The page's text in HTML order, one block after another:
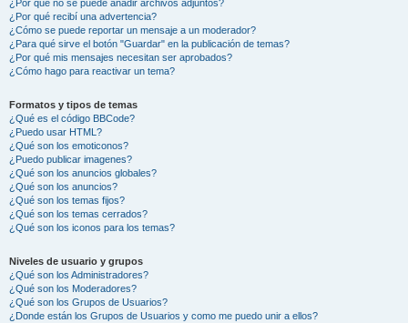
¿Por qué no se puede añadir archivos adjuntos?
¿Por qué recibí una advertencia?
¿Cómo se puede reportar un mensaje a un moderador?
¿Para qué sirve el botón "Guardar" en la publicación de temas?
¿Por qué mis mensajes necesitan ser aprobados?
¿Cómo hago para reactivar un tema?
Formatos y tipos de temas
¿Qué es el código BBCode?
¿Puedo usar HTML?
¿Qué son los emoticonos?
¿Puedo publicar imagenes?
¿Qué son los anuncios globales?
¿Qué son los anuncios?
¿Qué son los temas fijos?
¿Qué son los temas cerrados?
¿Qué son los iconos para los temas?
Niveles de usuario y grupos
¿Qué son los Administradores?
¿Qué son los Moderadores?
¿Qué son los Grupos de Usuarios?
¿Donde están los Grupos de Usuarios y como me puedo unir a ellos?